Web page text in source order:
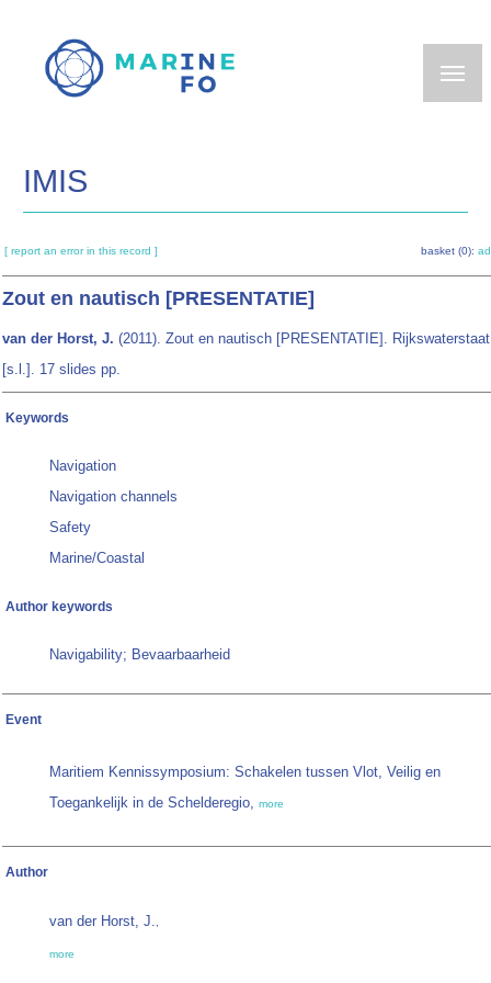
main
IMIS
[ report an error in this record ] basket (0):
Zout en nautisch [PRESENTATIE]
van der Horst, J. (2011). Zout en nautisch [PRESENTATIE].
[s.l.]. 17 slides pp.
Keywords
Navigation
Navigation channels
Safety
Marine/Coastal
Author keywords
Navigability; Bevaarbaarheid
Event
Maritiem Kennissymposium: Schakelen tussen Vlot, Veilig en
Toegankelijk in de Schelderegio, more
Author
van der Horst, J.,
more